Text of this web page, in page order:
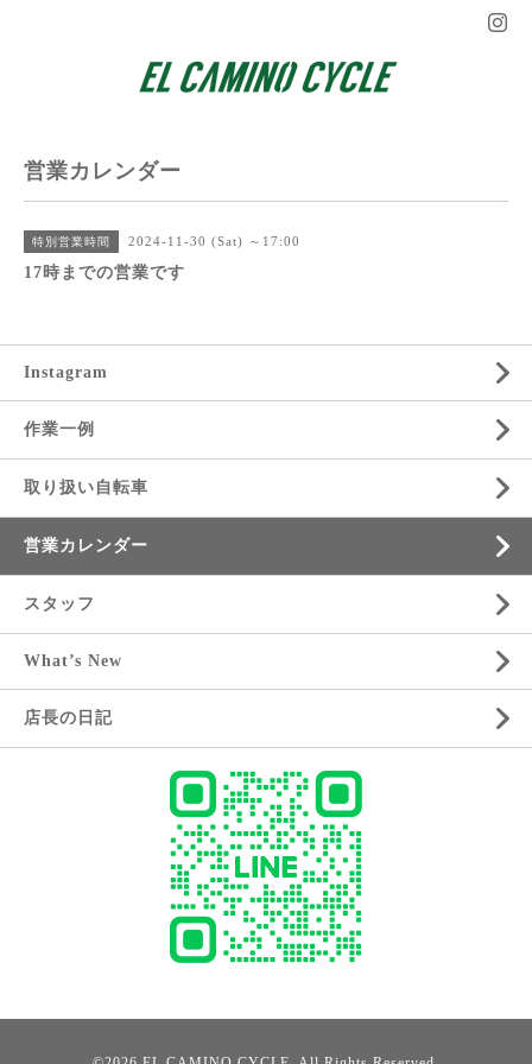
営業カレンダー
特別営業時間 2024-11-30 (Sat) ～17:00
17時までの営業です
Instagram
作業一例
取り扱い自転車
営業カレンダー
スタッフ
What’s New
店長の日記